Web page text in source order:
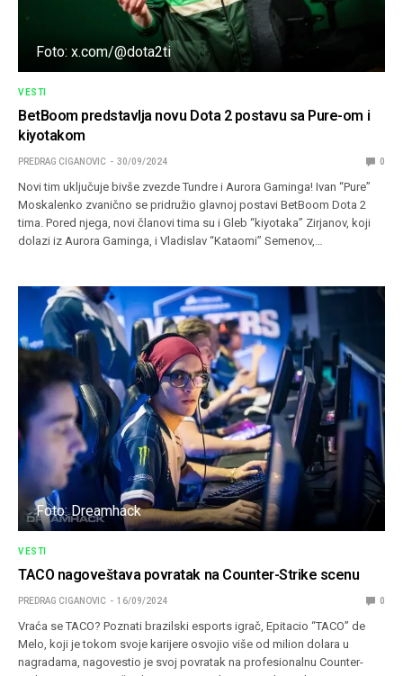
Foto: x.com/@dota2ti
VESTI
BetBoom predstavlja novu Dota 2 postavu sa Pure-om i
kiyotakom
PREDRAG CIGANOVIC 30/09/2024 0
Novi tim uključuje bivše zvezde Tundre i Aurora Gaminga! Ivan “Pure”
Moskalenko zvanično se pridružio glavnoj postavi BetBoom Dota 2
tima. Pored njega, novi članovi tima su i Gleb “kiyotaka” Zirjanov, koji
dolazi iz Aurora Gaminga, i Vladislav “Kataomi” Semenov,…
Foto: Dreamhack
VESTI
TACO nagoveštava povratak na Counter-Strike scenu
PREDRAG CIGANOVIC 16/09/2024 0
Vraća se TACO? Poznati brazilski esports igrač, Epitacio “TACO” de
Melo, koji je tokom svoje karijere osvojio više od milion dolara u
nagradama, nagovestio je svoj povratak na profesionalnu Counter-